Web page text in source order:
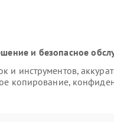
и безопасное
инструментов,
копирование,